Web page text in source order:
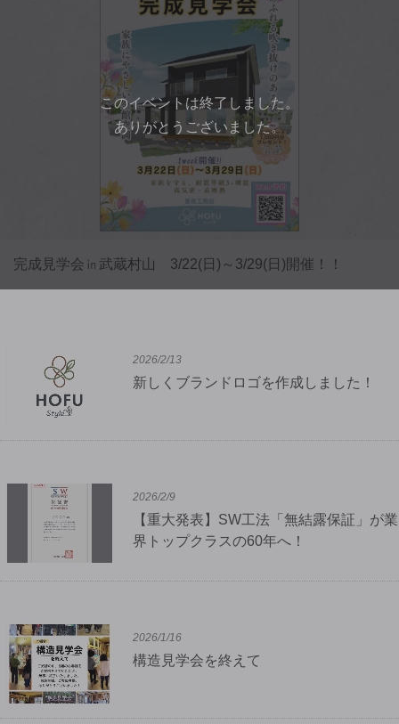
完成見学会㏌武蔵村山 3/22(日)～3/29(日)開催！！
このイベントは終了しました。
ありがとうございました。
2026/2/13
新しくブランドロゴを作成しました！
2026/2/9
【重大発表】SW工法「無結露保証」が業
界トップクラスの60年へ！
2026/1/16
構造見学会を終えて